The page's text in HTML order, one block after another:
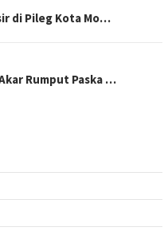
di Pileg Kota Mo…
Rumput Paska …